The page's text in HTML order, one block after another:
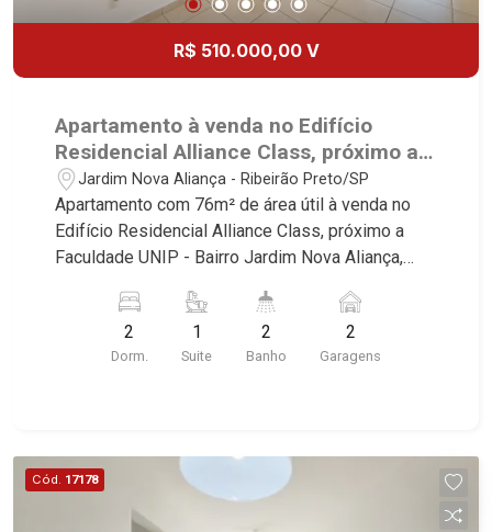
R$ 510.000,00 V
Apartamento à venda no Edifício
Residencial Alliance Class, próximo a
Faculdade UNIP - Ribeirão Preto/SP.
Jardim Nova Aliança - Ribeirão Preto/SP
Apartamento com 76m² de área útil à venda no
Edifício Residencial Alliance Class, próximo a
Faculdade UNIP - Bairro Jardim Nova Aliança,
deste imóvel que a Martinelli Imobiliária
selecionou para você: - 76m² de área útil - 1
dormitório com armário - Banheiro social - Sala 2
Especialistas em Venda, Locação e
Lançamentos! Avenida João Fiúsa, 1051 - Alto da
Boa Vista | Ribeirão Preto.
2
Dorm.
1
Suite
2
Banho
2
Garagens
Cód. 17178